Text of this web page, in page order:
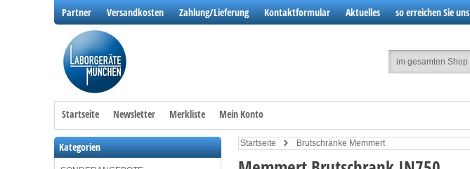
Partner Versandkosten Zahlung/Lieferung Kontaktformular Aktuelles so erreichen Sie uns
Startseite Newsletter Merkliste Mein Konto
Startseite Brutschränke Memmert
Kategorien